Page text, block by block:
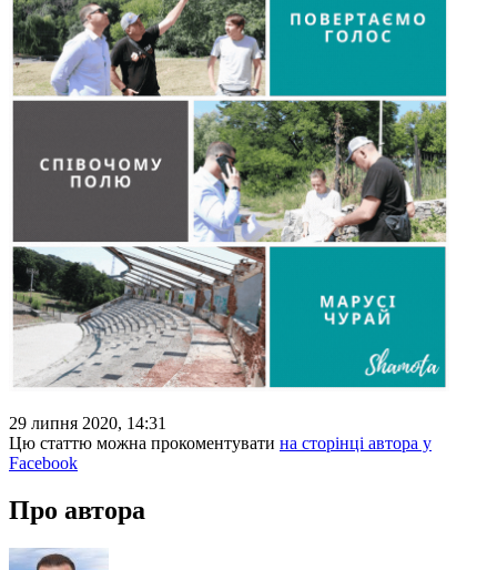
29 липня 2020, 14:31
Цю статтю можна прокоментувати на сторінці автора у
Facebook
Про автора